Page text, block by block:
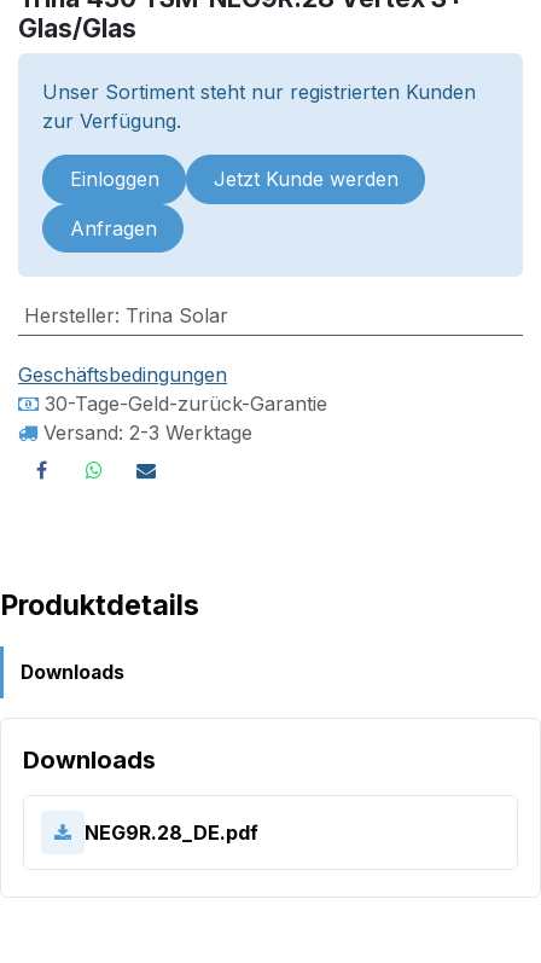
Glas/Glas
Unser Sortiment steht nur registrierten Kunden
zur Verfügung.
Einloggen Jetzt Kunde werden
Anfragen
Hersteller: Trina Solar
Geschäftsbedingungen
30-Tage-Geld-zurück-Garantie
Versand: 2-3 Werktage
Produktdetails
Downloads
Downloads
NEG9R.28_DE.pdf